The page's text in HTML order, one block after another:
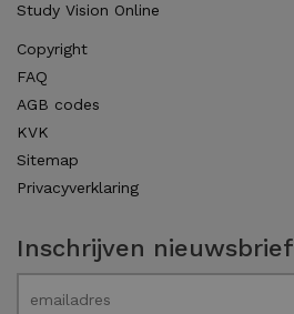
Study Vision Online
Copyright
FAQ
AGB codes
KVK
Sitemap
Privacyverklaring
Inschrijven nieuwsbrief